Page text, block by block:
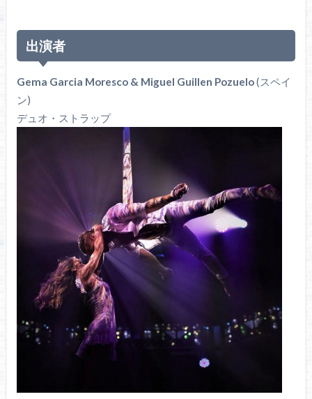
出演者
Gema Garcia Moresco & Miguel Guillen Pozuelo(スペイ
ン)
デュオ・ストラップ